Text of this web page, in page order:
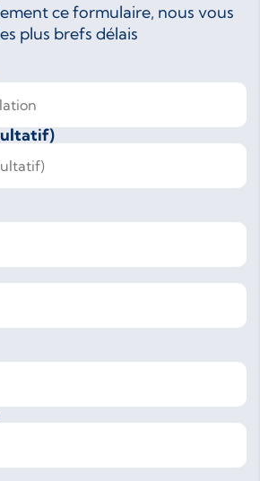
ce formulaire, nous vous
plus brefs délais